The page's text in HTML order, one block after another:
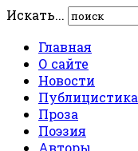
Искать...
Главная
О сайте
Новости
Публицистика
Проза
Поэзия
Авторы